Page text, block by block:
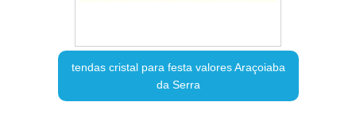
tendas cristal para festa valores Araçoiaba
da Serra